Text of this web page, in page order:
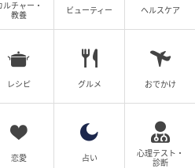
ルチャー・
教養
ビューティー ヘルスケア
レシピ グルメ おでかけ
恋愛 占い
心理テスト・
診断